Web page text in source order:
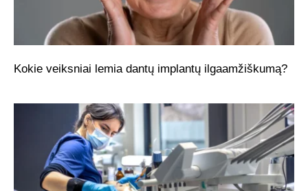
Kokie veiksniai lemia dantų implantų ilgaamžiškumą?